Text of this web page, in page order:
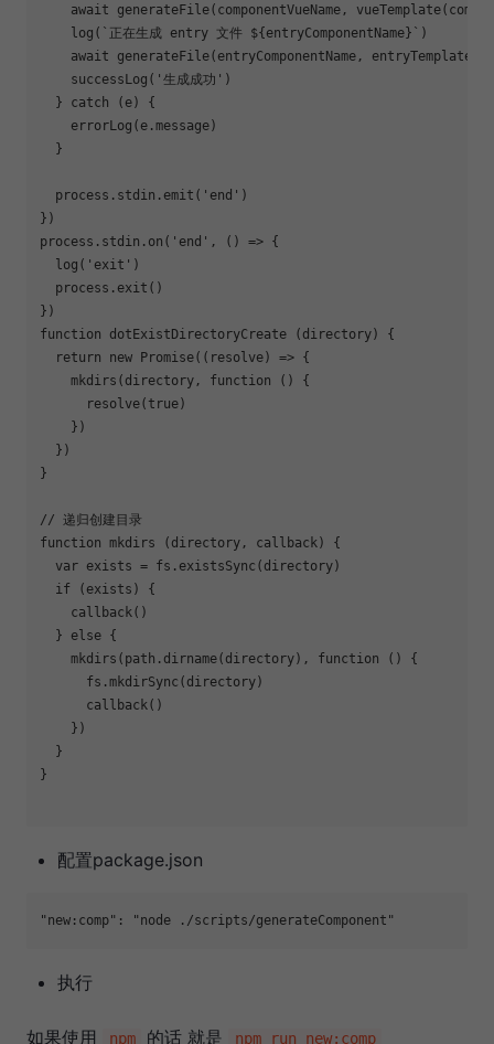
await generateFile(componentVueName,
    log(
`正在生成 entry 文件 ${entryComponentName} ` )
await generateFile(entryComponentName, entryTemplate)
    successLog(
'生成成功' )
  }
catch (e) {
    errorLog(e.message)
  }
  process.stdin.emit(
'end' )
})
process.stdin.on( 'end' , () => {
  log(
'exit' )
  process.exit()
function
dotExistDirectoryCreate ( directory) {
return
new Promise( ( resolve) => {
    mkdirs(directory,
function ( ) {
      resolve(
true)
    })
  })
}
// 递归创建目录
function mkdirs ( directory, callback ) {
var exists = fs.existsSync(directory)
if (exists) {
    callback()
  }
else {
    mkdirs(path.dirname(directory),
function ( ) {
      fs.mkdirSync(directory)
      callback()
    })
  }
}
配置package.json
"new:comp" : "node ./scripts/generateComponent"
执行
如果使用 npm 的话 就是 npm run new:comp